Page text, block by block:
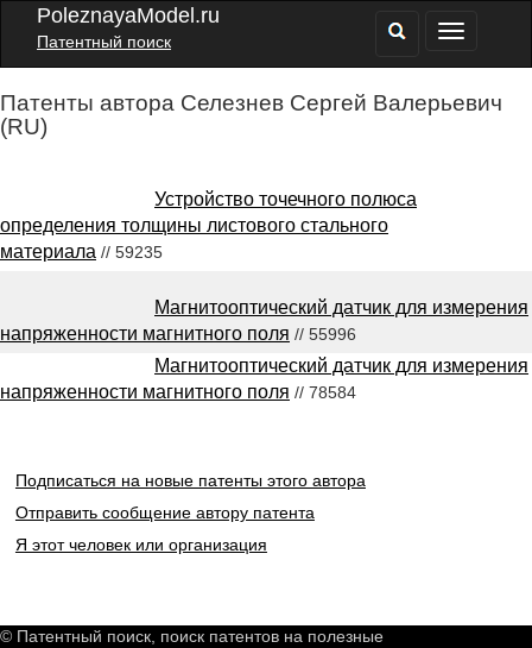
PoleznayaModel.ru
Патентный поиск
Патенты автора Селезнев Сергей Валерьевич
(RU)
Устройство точечного полюса
определения толщины листового стального
материала // 59235
Магнитооптический датчик для измерения
напряженности магнитного поля // 55996
Магнитооптический датчик для измерения
напряженности магнитного поля // 78584
Подписаться на новые патенты этого автора
Отправить сообщение автору патента
Я этот человек или организация
© Патентный поиск, поиск патентов на полезные